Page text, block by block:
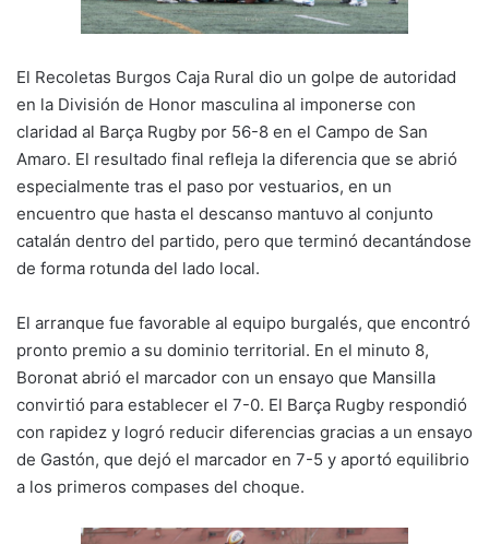
o p
El Recoletas Burgos Caja Rural dio un golpe de autoridad
en la División de Honor masculina al imponerse con
claridad al Barça Rugby por 56-8 en el Campo de San
Amaro. El resultado final refleja la diferencia que se abrió
especialmente tras el paso por vestuarios, en un
encuentro que hasta el descanso mantuvo al conjunto
catalán dentro del partido, pero que terminó decantándose
de forma rotunda del lado local.
El arranque fue favorable al equipo burgalés, que encontró
pronto premio a su dominio territorial. En el minuto 8,
Boronat abrió el marcador con un ensayo que Mansilla
convirtió para establecer el 7-0. El Barça Rugby respondió
con rapidez y logró reducir diferencias gracias a un ensayo
de Gastón, que dejó el marcador en 7-5 y aportó equilibrio
a los primeros compases del choque.